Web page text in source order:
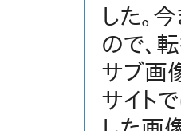
した。
ので、
サブ画
サイト